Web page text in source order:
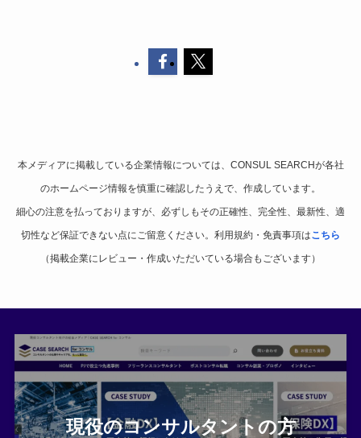
本メディアに掲載している企業情報については、CONSUL SEARCHが各社
のホームページ情報を慎重に確認したうえで、作成しています。
細心の注意を払っておりますが、必ずしもその正確性、完全性、最新性、適
切性など保証できない点にご留意ください。利用規約・免責事項はこちら
（掲載企業にレビュー・作成いただいている場合もございます）
現役のコンサルタントの方